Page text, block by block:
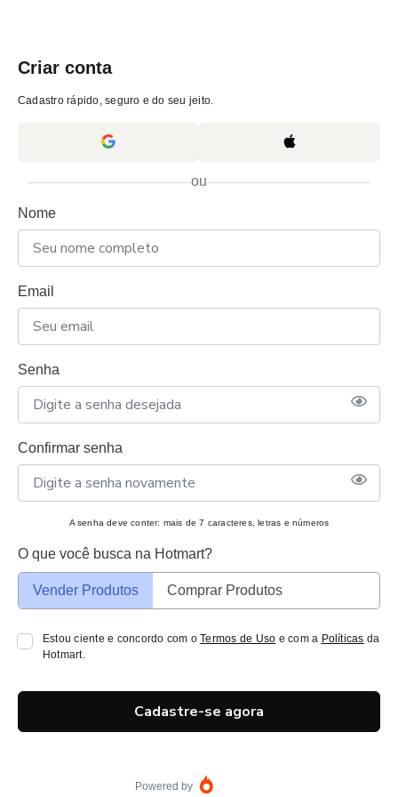
Criar conta
Cadastro rápido, seguro e do seu jeito.
ou
Nome
Email
Senha
Confirmar senha
A senha deve conter: mais de 7 caracteres, letras e números
O que você busca na Hotmart?
Vender Produtos Comprar Produtos
Estou ciente e concordo com oTermos de Uso e com a Políticas da
Hotmart.
Cadastre-se agora
Powered by